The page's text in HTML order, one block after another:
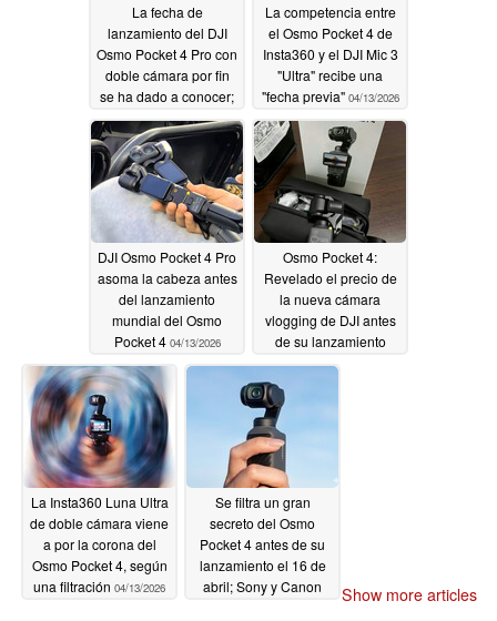
La fecha de
lanzamiento del DJI
Osmo Pocket 4 Pro con
doble cámara por fin
se ha dado a conocer;
llegará muy pronto
04/14/2026
La competencia entre
el Osmo Pocket 4 de
Insta360 y el DJI Mic 3
"Ultra" recibe una
"fecha previa" 04/13/2026
DJI Osmo Pocket 4 Pro
asoma la cabeza antes
del lanzamiento
mundial del Osmo
Pocket 4 04/13/2026
Osmo Pocket 4:
Revelado el precio de
la nueva cámara
vlogging de DJI antes
de su lanzamiento
mundial04/13/2026
La Insta360 Luna Ultra
de doble cámara viene
a por la corona del
Osmo Pocket 4, según
una filtración 04/13/2026
Se filtra un gran
secreto del Osmo
Pocket 4 antes de su
lanzamiento el 16 de
abril; Sony y Canon
Show more articles